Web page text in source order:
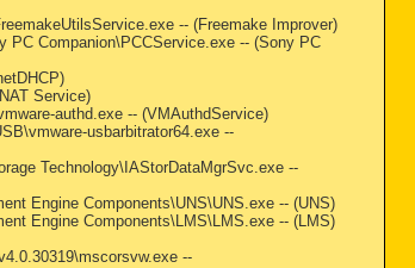
-- (Freemake Improver)
PC Companion\PCCService.exe -- (Sony PC
Service)
authd.exe -- (VMAuthdService)
usbarbitrator64.exe --
Technology\IAStorDataMgrSvc.exe --
Engine Components\UNS\UNS.exe -- (UNS)
Engine Components\LMS\LMS.exe -- (LMS)
--